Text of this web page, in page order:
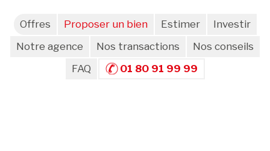
Offres Proposer un bien Estimer
Investir
Notre agence
Nos transactions
Nos conseils
FAQ
01 80 91 99 99